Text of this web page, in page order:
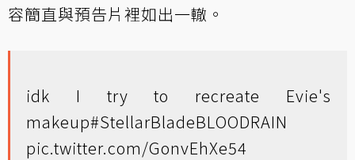
容簡直與預告片裡如出一轍。
idk I try to recreate Evie's
makeup#StellarBladeBLOODRAIN
pic.twitter.com/GonvEhXe54